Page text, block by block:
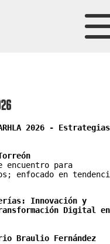
2026 -
encuentro para
enfocado en
Innovación y
Digital
Braulio Fernández